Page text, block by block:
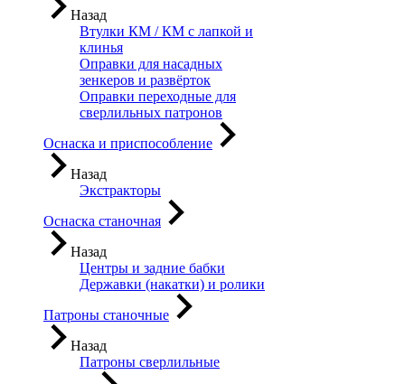
Назад
Втулки КМ / КМ с лапкой и
клинья
Оправки для насадных
зенкеров и развёрток
Оправки переходные для
сверлильных патронов
Оснаска и приспособление
Назад
Экстракторы
Оснаска станочная
Назад
Центры и задние бабки
Державки (накатки) и ролики
Патроны станочные
Назад
Патроны сверлильные